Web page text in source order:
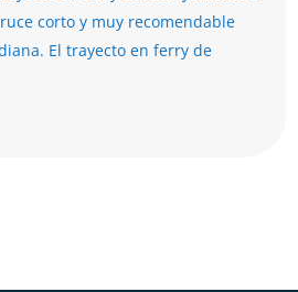
corto y muy recomendable
El trayecto en ferry de